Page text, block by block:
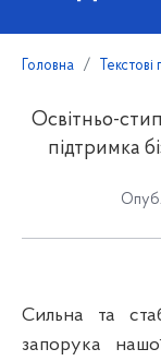
Головна Текстові
Освітньо-
підтримка
Сильна та
запорука